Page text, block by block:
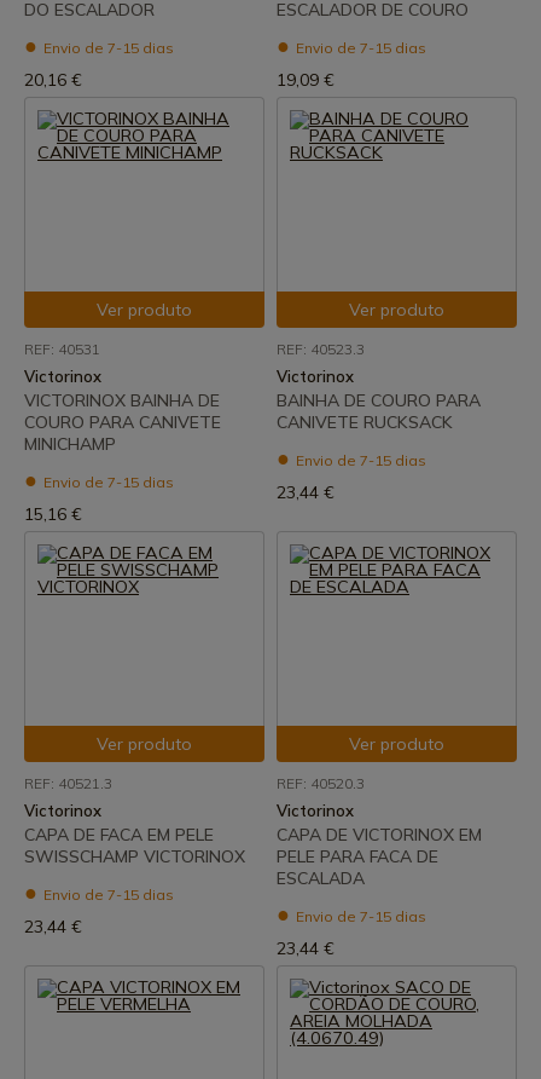
DO ESCALADOR
Envio de 7-15 dias
20,16 €
ESCALADOR DE COURO
Envio de 7-15 dias
19,09 €
Ver produto
REF: 40531
Victorinox
VICTORINOX BAINHA DE
COURO PARA CANIVETE
MINICHAMP
Envio de 7-15 dias
15,16 €
Ver produto
REF: 40523.3
Victorinox
BAINHA DE COURO PARA
CANIVETE RUCKSACK
Envio de 7-15 dias
23,44 €
Ver produto
REF: 40521.3
Victorinox
CAPA DE FACA EM PELE
SWISSCHAMP VICTORINOX
Envio de 7-15 dias
23,44 €
Ver produto
REF: 40520.3
Victorinox
CAPA DE VICTORINOX EM
PELE PARA FACA DE
ESCALADA
Envio de 7-15 dias
23,44 €